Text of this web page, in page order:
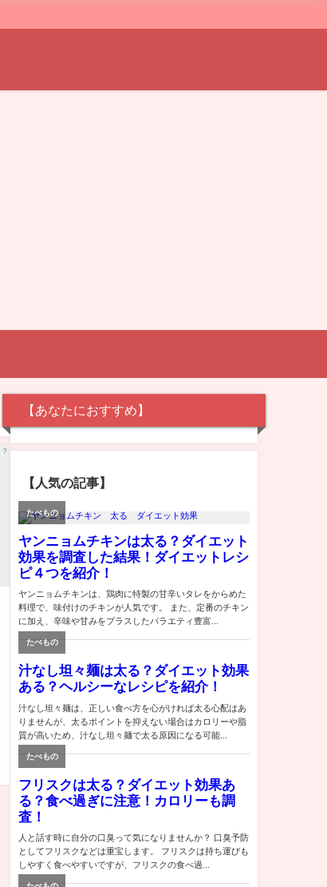
【あなたにおすすめ】
【人気の記事】